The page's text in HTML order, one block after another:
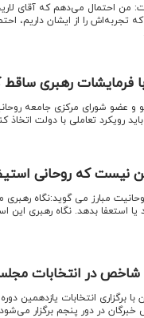
من احتمال می‌دهم که آقای
که تجربه‌اش را از ایشان
فرمایشات رهبری
و عضو شورای مرکزی جامعه
رویکرد تعاملی با دولت اتخاذ
نیست که روحانی
مبارز می گوید:نگاه
استعفا بدهد. نگاه رهبری این
شاخص در انتخابات
با برگزاری انتخابات یازدهمین
در دور پنجم برگزار